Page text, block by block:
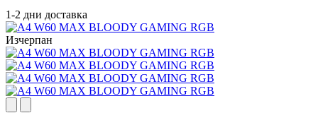
1-2 дни доставка
Изчерпан